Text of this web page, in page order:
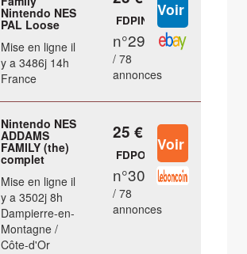
Nintendo NES
PAL Loose
Mise en ligne il
y a 3486j 14h
France
FDPIN
n°29
/ 78
annonces
Nintendo NES
ADDAMS
FAMILY (the)
complet
Mise en ligne il
y a 3502j 8h
Dampierre-en-
Montagne /
Côte-d'Or
25 €
FDPOUT
n°30
/ 78
annonces